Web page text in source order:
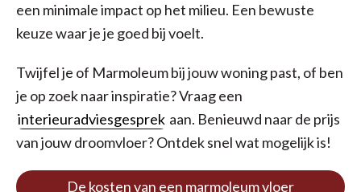
een minimale impact op het milieu. Een bewuste
keuze waar je je goed bij voelt.
Twijfel je of Marmoleum bij jouw woning past, of ben
je op zoek naar inspiratie? Vraag een
interieuradviesgesprek aan. Benieuwd naar de prijs
van jouw droomvloer? Ontdek snel wat mogelijk is!
De kosten van een marmoleum vloer